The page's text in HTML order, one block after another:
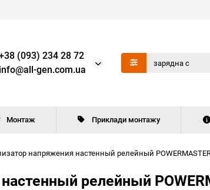
(093) 234 28 72
info@all-gen.com.ua
Монтаж Приклади монтажу
напряжения настенный релейный
релейный